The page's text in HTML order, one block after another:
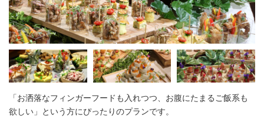
「お洒落なフィンガーフードも入れつつ、お腹にたまるご飯系も
欲しい」という方にぴったりのプランです。